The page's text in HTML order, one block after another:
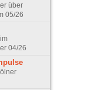
über
05/26
04/26